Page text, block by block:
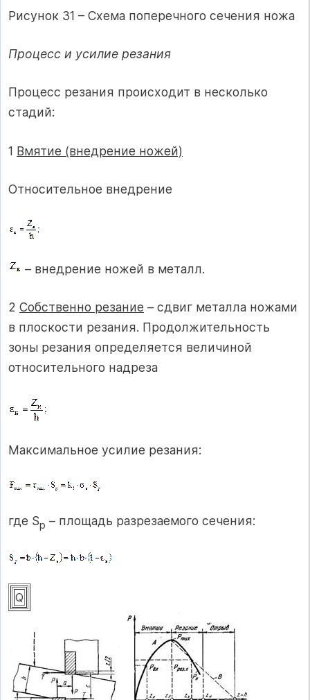
Рисунок 31 – Схема поперечного сечения ножа
Процесс и усилие резания
Процесс резания происходит в несколько
стадий:
1 Вмятие (внедрение ножей)
Относительное внедрение
– внедрение ножей в металл.
2 Собственно резание – сдвиг металла ножами
в плоскости резания. Продолжительность
зоны резания определяется величиной
относительного надреза
Максимальное усилие резания:
где Sр – площадь разрезаемого сечения:
Q